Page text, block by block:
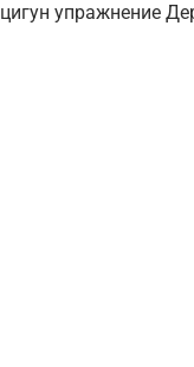
упражнение